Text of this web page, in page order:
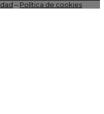
– Política de cookies